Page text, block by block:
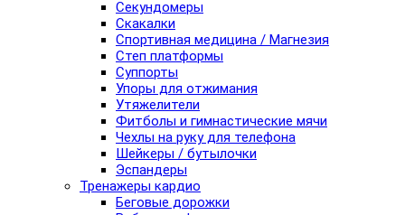
Секундомеры
Скакалки
Спортивная медицина / Магнезия
Степ платформы
Суппорты
Упоры для отжимания
Утяжелители
Фитболы и гимнастические мячи
Чехлы на руку для телефона
Шейкеры / бутылочки
Эспандеры
Тренажеры кардио
Беговые дорожки